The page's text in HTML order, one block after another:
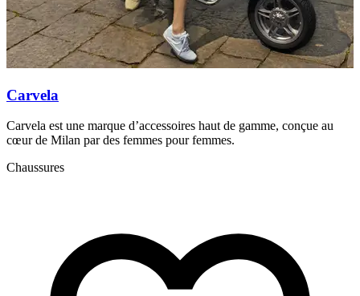
Carvela
Carvela est une marque d’accessoires haut de gamme, conçue au
cœur de Milan par des femmes pour femmes.
Chaussures